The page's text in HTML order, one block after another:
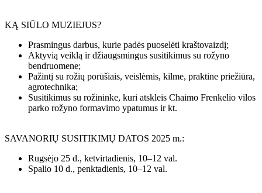
KĄ SIŪLO MUZIEJUS?
Prasmingus darbus, kurie padės puoselėti kraštovaizdį;
Aktyvią veiklą ir džiaugsmingus susitikimus su rožyno
bendruomene;
Pažintį su rožių porūšiais, veislėmis, kilme, praktine priežiūra,
agrotechnika;
Susitikimus su rožininke, kuri atskleis Chaimo Frenkelio vilos
parko rožyno formavimo ypatumus ir kt.
SAVANORIŲ SUSITIKIMŲ DATOS 2025 m.:
Rugsėjo 25 d., ketvirtadienis, 10–12 val.
Spalio 10 d., penktadienis, 10–12 val.